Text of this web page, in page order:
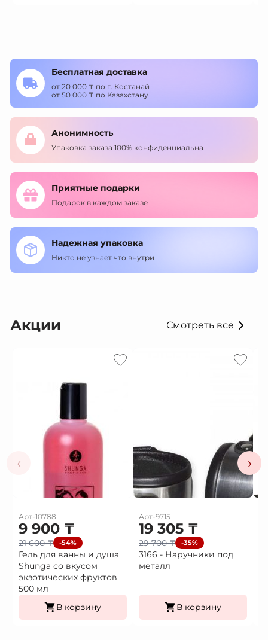
Бесплатная доставка
от 20 000 ₸ по г. Костанай
от 50 000 ₸ по Казахстану
Анонимность
Упаковка заказа 100% конфиденциальна
Приятные подарки
Подарок в каждом заказе
Надежная упаковка
Никто не узнает что внутри
Акции Смотреть всё
‹
Арт-10788
9 900 ₸
21 600₸ -54%
Гель для ванны и душа
Shunga со вкусом
экзотических фруктов
500 мл
В корзину
Арт-9715
19 305 ₸
29 700₸ -35%
3166 - Наручники под
металл
В корзину
›